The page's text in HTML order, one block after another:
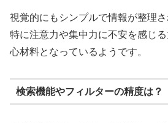
視覚的にもシンプルで情報が整理さ
特に注意力や集中力に不安を感じ
心材料となっているようです。
検索機能やフィルターの精度は？